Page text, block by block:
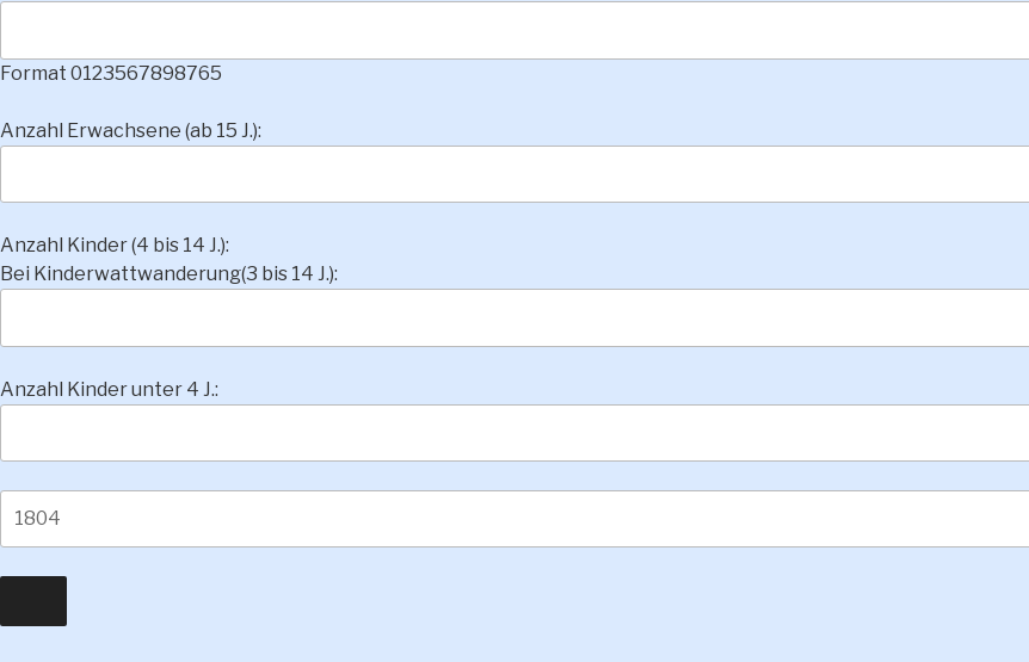
Format 0123567898765
Anzahl Erwachsene (ab 15 J.):
Anzahl Kinder (4 bis 14 J.):
Bei Kinderwattwanderung(3 bis 14 J.):
Anzahl Kinder unter 4 J.: